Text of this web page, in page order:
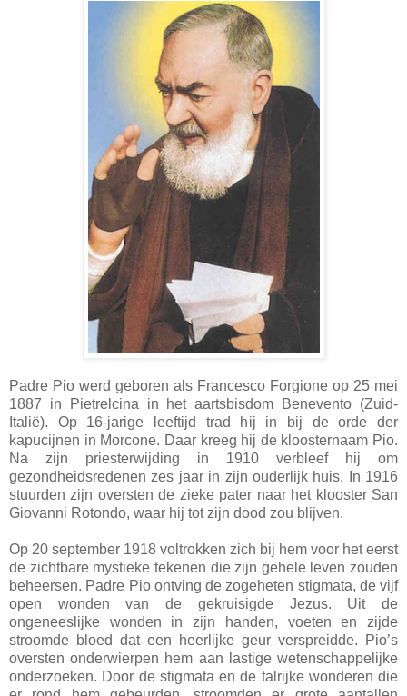
Padre Pio werd geboren als Francesco Forgione op 25 mei
1887 in Pietrelcina in het aartsbisdom Benevento (Zuid-
Italië). Op 16-jarige leeftijd trad hij in bij de orde der
kapucijnen in Morcone. Daar kreeg hij de kloosternaam Pio.
Na zijn priesterwijding in 1910 verbleef hij om
gezondheidsredenen zes jaar in zijn ouderlijk huis. In 1916
stuurden zijn oversten de zieke pater naar het klooster San
Giovanni Rotondo, waar hij tot zijn dood zou blijven.
Op 20 september 1918 voltrokken zich bij hem voor het eerst
de zichtbare mystieke tekenen die zijn gehele leven zouden
beheersen. Padre Pio ontving de zogeheten stigmata, de vijf
open wonden van de gekruisigde Jezus. Uit de
ongeneeslijke wonden in zijn handen, voeten en zijde
stroomde bloed dat een heerlijke geur verspreidde. Pio’s
oversten onderwierpen hem aan lastige wetenschappelijke
onderzoeken. Door de stigmata en de talrijke wonderen die